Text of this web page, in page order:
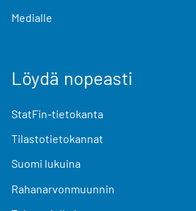
Medialle
Löydä nopeasti
StatFin-tietokanta
Tilastotietokannat
Suomi lukuina
Rahanarvonmuunnin